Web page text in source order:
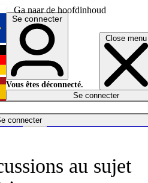
Ga naar de hoofdinhoud
Close menu
connecter
English
Deutsch
Español
Se connecter
Vous êtes déconnecté.
Se connecter
au sujet